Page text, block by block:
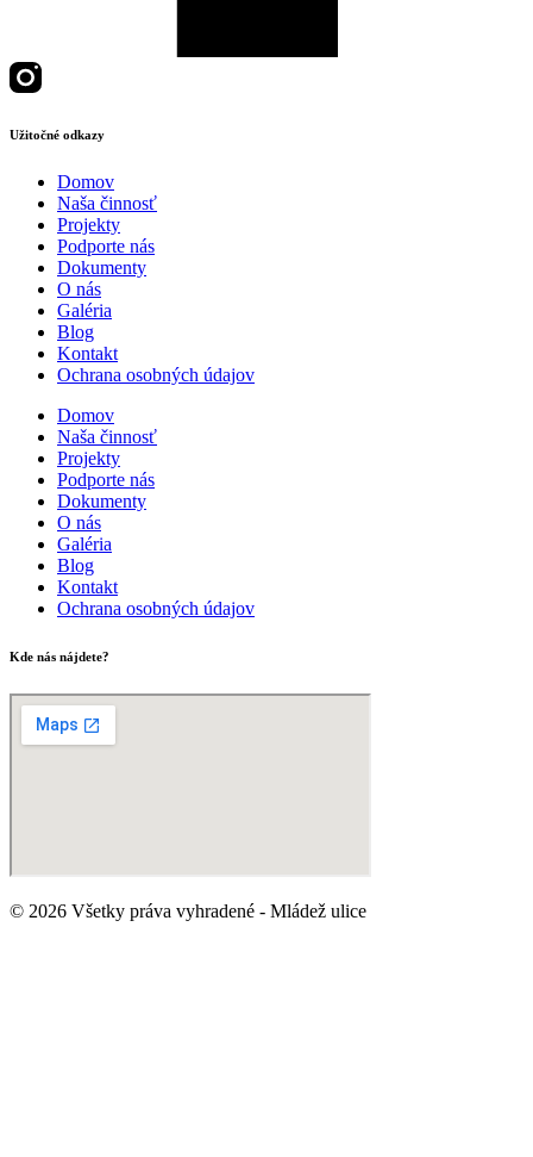
Užitočné odkazy
Domov
Naša činnosť
Projekty
Podporte nás
Dokumenty
O nás
Galéria
Blog
Kontakt
Ochrana osobných údajov
Domov
Naša činnosť
Projekty
Podporte nás
Dokumenty
O nás
Galéria
Blog
Kontakt
Ochrana osobných údajov
Kde nás nájdete?
© 2026 Všetky práva vyhradené - Mládež ulice